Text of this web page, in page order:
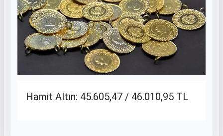
Hamit Altın: 45.605,47 / 46.010,95 TL